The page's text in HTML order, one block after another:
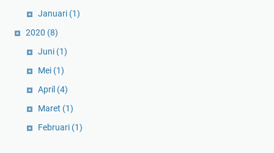
Januari (1)
2020 (8)
Juni (1)
Mei (1)
April (4)
Maret (1)
Februari (1)